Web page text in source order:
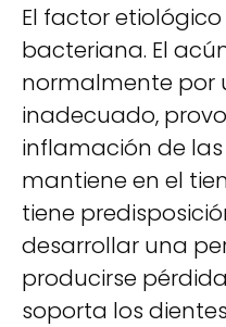
El factor
bacteriana. El
normalmente por
inadecuado,
inflamación de las
mantiene en el
tiene
desarrollar una
producirse
soporta los